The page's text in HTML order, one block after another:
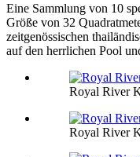
Eine Sammlung von 10
Größe von 32
zeitgenössischen
auf den herrlichen Pool
Royal River
Royal River